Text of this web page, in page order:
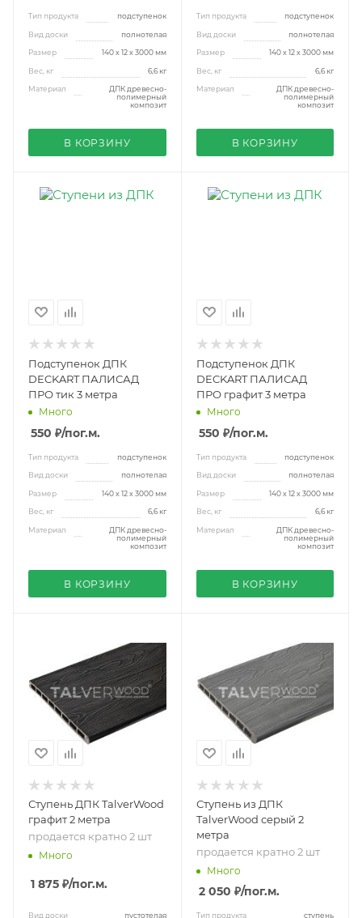
Тип продукта подступенок
Вид доски полнотелая
Размер 140 х 12 х 3000 мм
Вес, кг 6,6 кг
Материал
ДПК древесно-
полимерный
композит
В КОРЗИНУ
Тип продукта подступенок
Вид доски полнотелая
Размер 140 х 12 х 3000 мм
Вес, кг 6,6 кг
Материал
ДПК древесно-
полимерный
композит
В КОРЗИНУ
Подступенок ДПК
DECKART ПАЛИСАД
ПРО тик 3 метра
Много
550 ₽/пог.м.
Тип продукта подступенок
Вид доски полнотелая
Размер 140 х 12 х 3000 мм
Вес, кг 6,6 кг
Материал
ДПК древесно-
полимерный
композит
В КОРЗИНУ
Подступенок ДПК
DECKART ПАЛИСАД
ПРО графит 3 метра
Много
550 ₽/пог.м.
Тип продукта подступенок
Вид доски полнотелая
Размер 140 х 12 х 3000 мм
Вес, кг 6,6 кг
Материал
ДПК древесно-
полимерный
композит
В КОРЗИНУ
Ступень ДПК TalverWood
графит 2 метра
продается кратно 2 шт
Много
1 875 ₽/пог.м.
Вид доски пустотелая
Ступень из ДПК
TalverWood серый 2
метра
продается кратно 2 шт
Много
2 050 ₽/пог.м.
Тип продукта ступень